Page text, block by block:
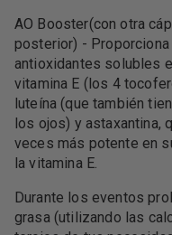
AO Booster(con otra
posterior) - Proporciona
antioxidantes solubles
vitamina E (los 4
luteína (que también
los ojos) y astaxantina,
veces más potente en
la vitamina E.
Durante los eventos
grasa (utilizando las